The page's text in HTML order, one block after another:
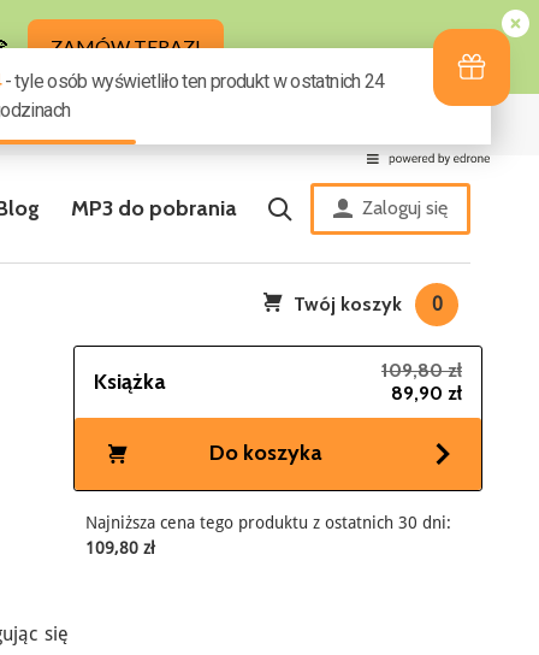
MP3 do pobrania Zaloguj się
Twój koszyk 0
się
Książka
109,80 zł
89,90 zł
Do koszyka
Najniższa cena tego produktu z ostatnich 30 dni:
109,80 zł